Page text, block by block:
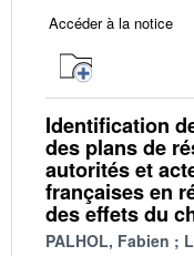
Accéder à la notice
Identification
des plans de
autorités et
françaises en
des effets du
PALHOL, Fabien